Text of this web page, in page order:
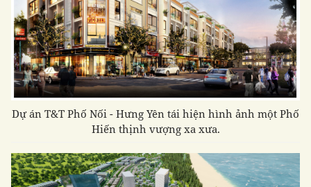
Dự án T&T Phố Nối - Hưng Yên tái hiện hình ảnh một Phố
Hiến thịnh vượng xa xưa.